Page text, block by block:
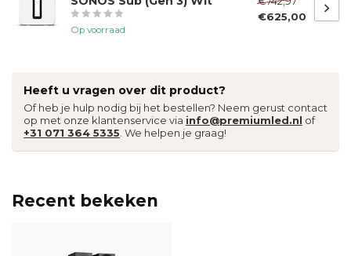
Op voorraad
€625,00
Heeft u vragen over dit product?
Of heb je hulp nodig bij het bestellen? Neem gerust contact
op met onze klantenservice via info@premiumled.nl of
+31 071 364 5335 . We helpen je graag!
Recent bekeken